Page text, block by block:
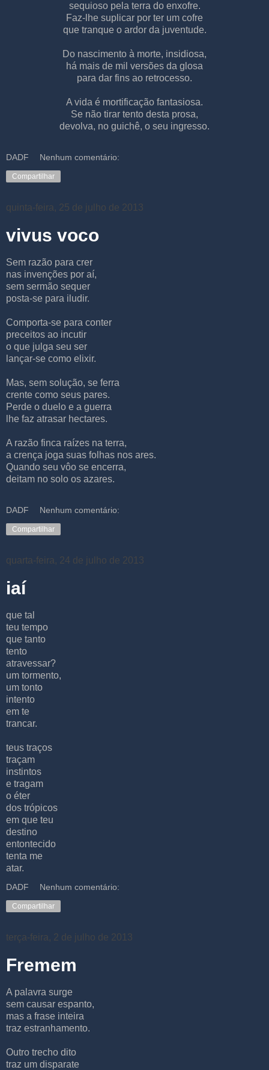
sequioso pela terra do enxofre.
Faz-lhe suplicar por ter um cofre
que tranque o ardor da juventude.
Do nascimento à morte, insidiosa,
há mais de mil versões da glosa
para dar fins ao retrocesso.
A vida é mortificação fantasiosa.
Se não tirar tento desta prosa,
devolva, no guichê, o seu ingresso.
DADF Nenhum comentário:
Compartilhar
quinta-feira, 25 de julho de 2013
vivus voco
Sem razão para crer
nas invenções por aí,
sem sermão sequer
posta-se para iludir.
Comporta-se para conter
preceitos ao incutir
o que julga seu ser
lançar-se como elixir.
Mas, sem solução, se ferra
crente como seus pares.
Perde o duelo e a guerra
lhe faz atrasar hectares.
A razão finca raízes na terra,
a crença joga suas folhas nos ares.
Quando seu vôo se encerra,
deitam no solo os azares.
DADF Nenhum comentário:
Compartilhar
quarta-feira, 24 de julho de 2013
iaí
que tal
teu tempo
que tanto
tento
atravessar?
um tormento,
um tonto
intento
em te
trancar.
teus traços
traçam
instintos
e tragam
o éter
dos trópicos
em que teu
destino
entontecido
tenta me
atar.
DADF Nenhum comentário:
Compartilhar
terça-feira, 2 de julho de 2013
Fremem
A palavra surge
sem causar espanto,
mas a frase inteira
traz estranhamento.
Outro trecho dito
traz um disparate